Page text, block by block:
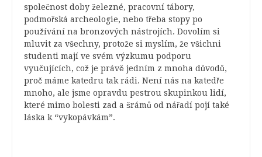
společnost doby železné, pracovní tábory,
podmořská archeologie, nebo třeba stopy po
používání na bronzových nástrojích. Dovolím si
mluvit za všechny, protože si myslím, že všichni
studenti mají ve svém výzkumu podporu
vyučujících, což je právě jedním z mnoha důvodů,
proč máme katedru tak rádi. Není nás na katedře
mnoho, ale jsme opravdu pestrou skupinkou lidí,
které mimo bolesti zad a šrámů od nářadí pojí také
láska k “vykopávkám”.